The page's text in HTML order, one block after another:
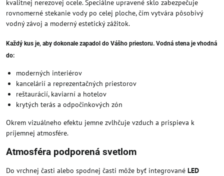
kvalitnej nerezovej ocele. Špeciálne upravené sklo zabezpečuje
rovnomerné stekanie vody po celej ploche, čím vytvára pôsobivý
vodný závoj a moderný estetický zážitok.
Každý kus je, aby dokonale zapadol do Vášho priestoru. Vodná stena je vhodná
do:
moderných interiérov
kancelárií a reprezentačných priestorov
reštaurácií, kaviarní a hotelov
krytých terás a odpočinkových zón
Okrem vizuálneho efektu jemne zvlhčuje vzduch a prispieva k
príjemnej atmosfére.
Atmosféra podporená svetlom
Do vrchnej časti alebo spodnej časti môže byť integrované LED